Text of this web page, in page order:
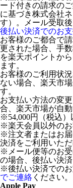
ード付きの請求の
に基づき株式会社
す）。メール受取
後払い決済でのお
お客様のご都合で
更された場合、手
を楽天ポイントか
ます。
お客様のご利用状
ない場合、楽天市
す。
お支払い方法の変
合、楽天市場が自
※54,000円（税込）
※楽天会員以外のお
※注文者またはお
決済をご利用いただ
※メール便等のお
の場合、後払い決
※後払い決済での
でご連絡 ください。
Apple Pay